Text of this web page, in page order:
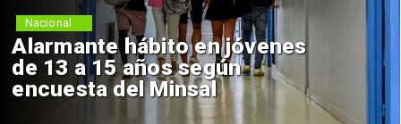
Aprueban creación del Parque
Sebastián Piñera con inversión
de $4 mil millones
Regiones